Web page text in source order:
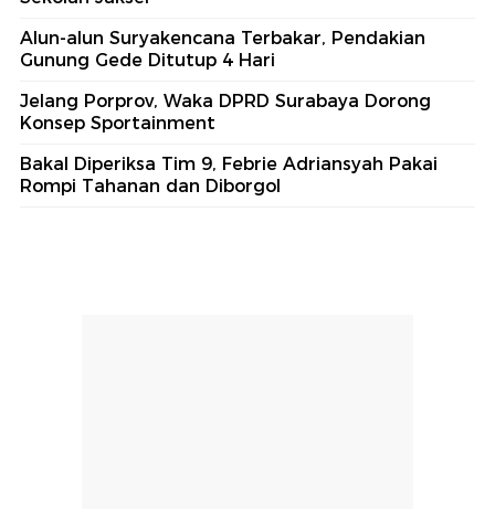
Alun-alun Suryakencana Terbakar, Pendakian
Gunung Gede Ditutup 4 Hari
Jelang Porprov, Waka DPRD Surabaya Dorong
Konsep Sportainment
Bakal Diperiksa Tim 9, Febrie Adriansyah Pakai
Rompi Tahanan dan Diborgol